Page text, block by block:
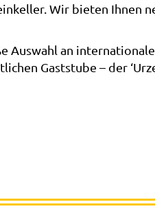
Wir bieten Ihnen
Auswahl an
Gaststube – der